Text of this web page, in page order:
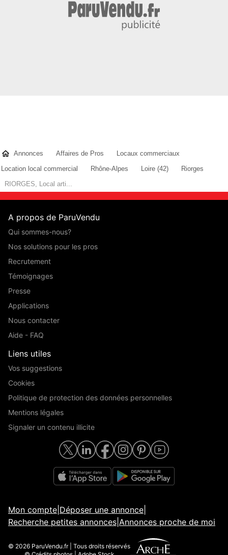
Annonces Affaires de Pros
Locaux commerciaux
Location local commercial
Rhône-Alpes Loire (42)
Riorges
RIORGES, Local arti...
A propos de ParuVendu
Qui sommes-nous?
Nos solutions pour les pros
Recrutement
Témoignages
Presse
Applications
Nous contacter
Aide - FAQ
Liens utiles
Vos suggestions
Cookies
Politique de protection des données personnelles
Mentions légales
Signaler un contenu illicite
Mon compte Déposer une annonce
Recherche petites annonces Annonces proche de moi
© 2026 ParuVendu.fr | Tous droits réservés